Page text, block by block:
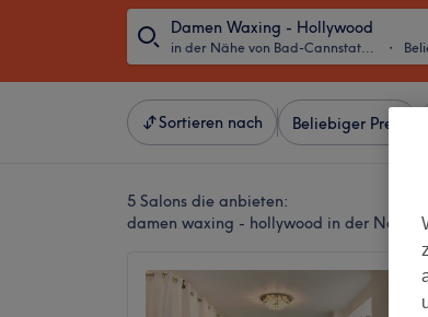
Damen Waxing - Hollywood
in der Nähe von Bad-Cannstatt, Stuttgart ・
Sortieren nach Beliebiger Preis
5 Salons die anbieten:
damen waxing - hollywood in der Nähe